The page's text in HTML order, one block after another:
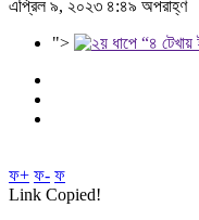
এপ্রিল ৯, ২০২৩ ৪:৪৯ অপরাহ্ণ
">
ফ+ ফ- ফ
Link Copied!